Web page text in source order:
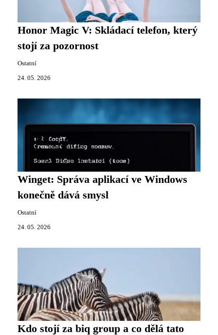
Honor Magic V: Skládací telefon, který
stojí za pozornost
Ostatní
24. 05. 2026
Winget: Správa aplikací ve Windows
konečně dává smysl
Ostatní
24. 05. 2026
Kdo stojí za biq group a co dělá tato